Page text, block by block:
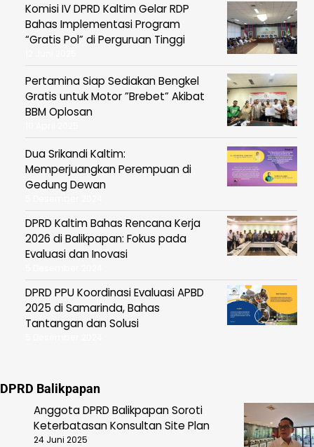
Komisi IV DPRD Kaltim Gelar RDP
Bahas Implementasi Program
“Gratis Pol” di Perguruan Tinggi
Pertamina Siap Sediakan Bengkel
Gratis untuk Motor ”Brebet” Akibat
BBM Oplosan
Dua Srikandi Kaltim:
Memperjuangkan Perempuan di
Gedung Dewan
DPRD Kaltim Bahas Rencana Kerja
2026 di Balikpapan: Fokus pada
Evaluasi dan Inovasi
DPRD PPU Koordinasi Evaluasi APBD
2025 di Samarinda, Bahas
Tantangan dan Solusi
DPRD Balikpapan
Anggota DPRD Balikpapan Soroti
Keterbatasan Konsultan Site Plan
24 Juni 2025